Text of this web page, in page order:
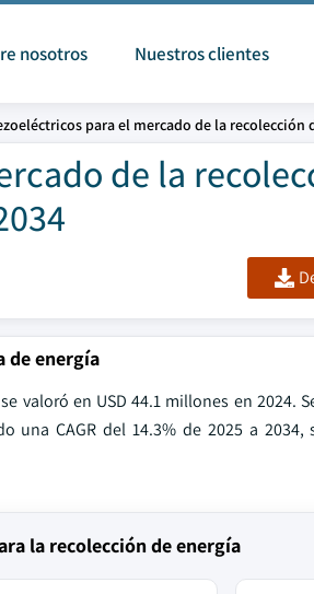
nosotros Nuestros clientes
para el mercado de la recolección
de la
de energía
valoró en USD 44.1 millones en 2024.
una CAGR del 14.3% de 2025 a
la recolección de energía